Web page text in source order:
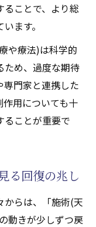
や療法)が脳出
するチャクラ
プローチ
己治癒のコツ
ギー活用術を
ことで、より総
ます。
や療法)は科学的
ため、過度な期待
門家と連携した
用についても十
ることが重要で
る回復の兆し
からは、「施術(天
動きが少しずつ戻